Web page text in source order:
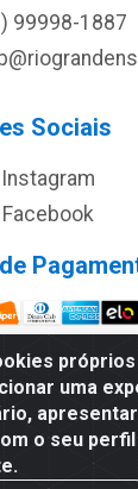
próprios
uma
o seu
99998-1887
Sociais
Instagram
Facebook
Seguro